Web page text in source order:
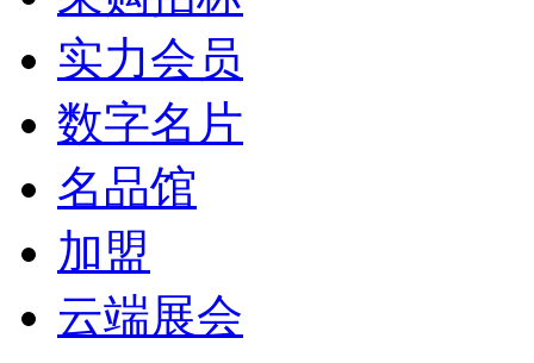
实力会员
数字名片
名品馆
加盟
云端展会